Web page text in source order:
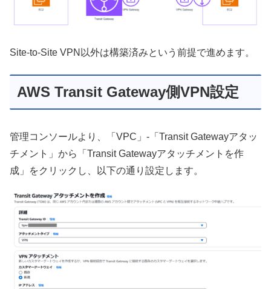
Site-to-Site VPN以外は構築済みという前提で進めます。
AWS Transit Gateway側VPN設定
管理コンソールより、「VPC」-「Transit Gatewayアタッ
チメント」から「Transit Gatewayアタッチメントを作
成」をクリックし、以下の通り設定します。